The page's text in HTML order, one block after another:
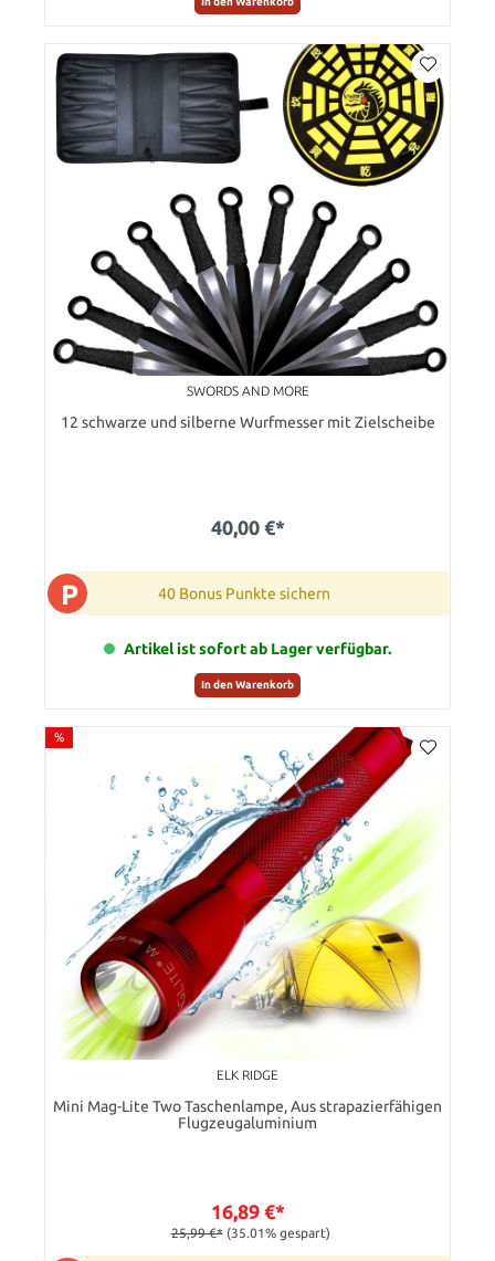
SWORDS AND MORE
12 schwarze und silberne Wurfmesser mit Zielscheibe
40,00 €*
P 40 Bonus Punkte sichern
Artikel ist sofort ab Lager verfügbar.
In den Warenkorb
%
ELK RIDGE
Mini Mag-Lite Two Taschenlampe, Aus strapazierfähigen
Flugzeugaluminium
16,89 €*
25,99 €* (35.01% gespart)